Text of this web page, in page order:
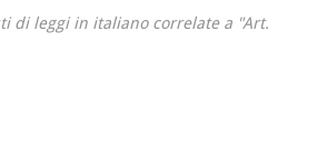
di leggi in italiano correlate a "Art.